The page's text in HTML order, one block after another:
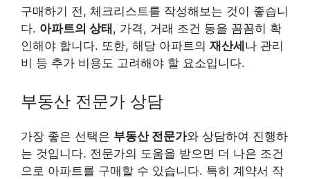
구매하기 전, 체크리스트를 작성해보는 것이 좋습니
다. 아파트의 상태, 가격, 거래 조건 등을 꼼꼼히 확
인해야 합니다. 또한, 해당 아파트의 재산세나 관리
비 등 추가 비용도 고려해야 할 요소입니다.
부동산 전문가 상담
가장 좋은 선택은 부동산 전문가와 상담하여 진행하
는 것입니다. 전문가의 도움을 받으면 더 나은 조건
으로 아파트를 구매할 수 있습니다. 특히 계약서 작